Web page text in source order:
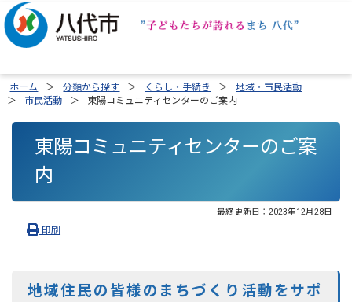
ホーム 分類から探す くらし・手続き
地域・市民活動
市民活動
東陽コミュニティセンターのご案内
東陽コミュニティセンターのご案
内
最終更新日： 2023年12月28日
印刷
地域住民の皆様のまちづくり活動をサポ